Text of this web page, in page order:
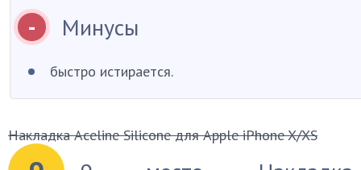
Минусы
быстро истирается.
Накладка Aceline Silicone для Apple iPhone X/XS